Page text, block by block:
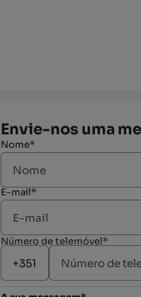
Envie-nos uma
Nome*
E-mail*
Número de telemóvel*